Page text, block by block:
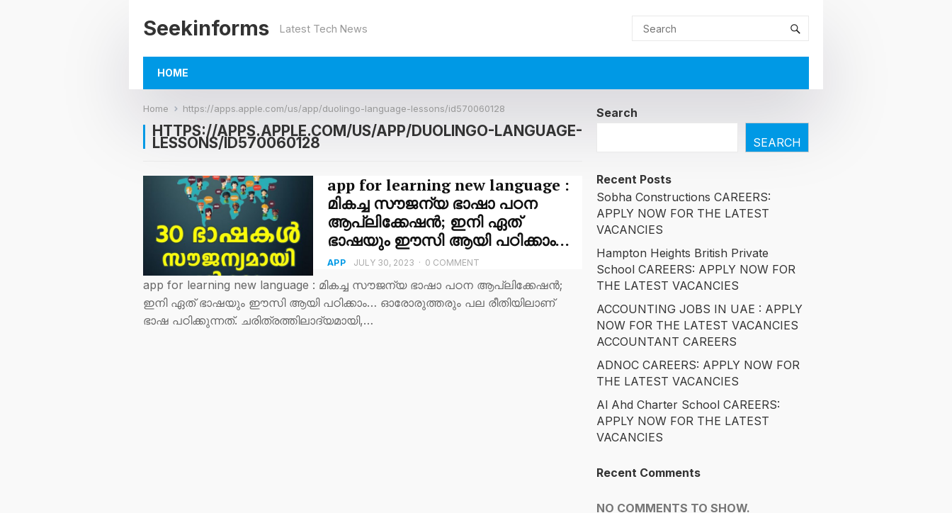
Seekinforms Latest Tech News
HOME
Home https://apps.apple.com/us/app/duolingo-language-lessons/id570060128
HTTPS://APPS.APPLE.COM/US/APP/DUOLINGO-LANGUAGE-
LESSONS/ID570060128
app for learning new language :
മികച്ച സൗജന്യ ഭാഷാ പഠന
ആപ്ലിക്കേഷന്‍; ഇനി ഏത്
ഭാഷയും ഈസി ആയി പഠിക്കാം…
APP JULY 30, 2023 · 0 COMMENT
app for learning new language : മികച്ച സൗജന്യ ഭാഷാ പഠന ആപ്ലിക്കേഷന്‍;
ഇനി ഏത് ഭാഷയും ഈസി ആയി പഠിക്കാം… ഓരോരുത്തരും പല രീതിയിലാണ്
ഭാഷ പഠിക്കുന്നത്. ചരിത്രത്തിലാദ്യമായി,…
Search
SEARCH
Recent Posts
Sobha Constructions CAREERS:
APPLY NOW FOR THE LATEST
VACANCIES
Hampton Heights British Private
School CAREERS: APPLY NOW FOR
THE LATEST VACANCIES
ACCOUNTING JOBS IN UAE : APPLY
NOW FOR THE LATEST VACANCIES
ACCOUNTANT CAREERS
ADNOC CAREERS: APPLY NOW FOR
THE LATEST VACANCIES
Al Ahd Charter School CAREERS:
APPLY NOW FOR THE LATEST
VACANCIES
Recent Comments
NO COMMENTS TO SHOW.